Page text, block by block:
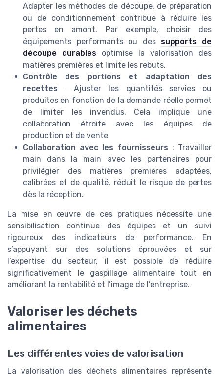
Adapter les méthodes de découpe, de préparation
ou de conditionnement contribue à réduire les
pertes en amont. Par exemple, choisir des
équipements performants ou des supports de
découpe durables optimise la valorisation des
matières premières et limite les rebuts.
Contrôle des portions et adaptation des
recettes : Ajuster les quantités servies ou
produites en fonction de la demande réelle permet
de limiter les invendus. Cela implique une
collaboration étroite avec les équipes de
production et de vente.
Collaboration avec les fournisseurs : Travailler
main dans la main avec les partenaires pour
privilégier des matières premières adaptées,
calibrées et de qualité, réduit le risque de pertes
dès la réception.
La mise en œuvre de ces pratiques nécessite une
sensibilisation continue des équipes et un suivi
rigoureux des indicateurs de performance. En
s’appuyant sur des solutions éprouvées et sur
l’expertise du secteur, il est possible de réduire
significativement le gaspillage alimentaire tout en
améliorant la rentabilité et l’image de l’entreprise.
Valoriser les déchets
alimentaires
Les différentes voies de valorisation
La valorisation des déchets alimentaires représente